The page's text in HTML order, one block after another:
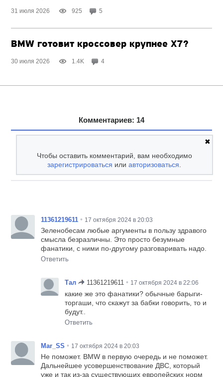
31 июля 2026 925 5
BMW готовит кроссовер крупнее X7?
30 июля 2026 1.4K 4
Комментариев: 14
✖
Чтобы оставить комментарий, вам необходимо
зарегистрироваться илиавторизоваться.
11361219611 • 17 октября 2024 в 20:03
Зеленобесам любые аргументы в пользу здравого
смысла безразличны. Это просто безумные
фанатики, с ними по-другому разговаривать надо.
Ответить
Тал 11361219611 • 17 октября 2024 в 22:06
какие же это фанатики? обычные барыги-
торгаши, что скажут за бабки говорить, то и
будут..
Ответить
Mar_SS • 17 октября 2024 в 20:03
Не поможет. BMW в первую очередь и не поможет.
Дальнейшее усовершенствование ДВС, который
уже и так из-за существующих европейских норм